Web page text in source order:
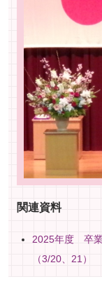
関連資料
2025年度 卒業
（3/20、21）